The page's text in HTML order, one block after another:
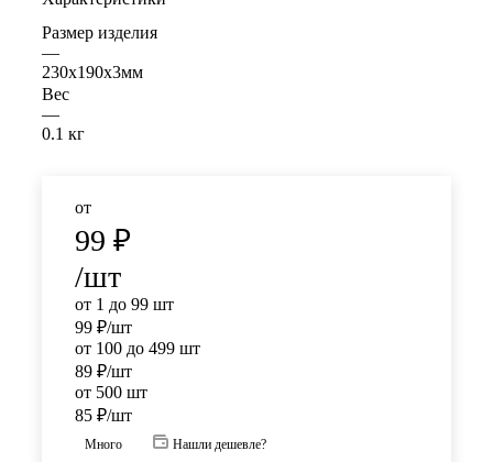
Размер изделия
—
230х190х3мм
Вес
—
0.1 кг
от
99 ₽
/шт
от 1 до 99 шт
99 ₽/шт
от 100 до 499 шт
89 ₽/шт
от 500 шт
85 ₽/шт
Много Нашли дешевле?